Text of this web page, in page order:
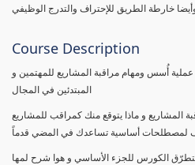
خارطة الطريق للإحتراف والتدرج الوظيفي
Course Description
أُسس ومهام مراقبة المشاريع للمهتمين و
المبتدئين في المجال
المشاريع و ماذا يتوقع منك كمراقب للمشاريع
لمصطلحات أساسية تساعدك في المضي قدماً